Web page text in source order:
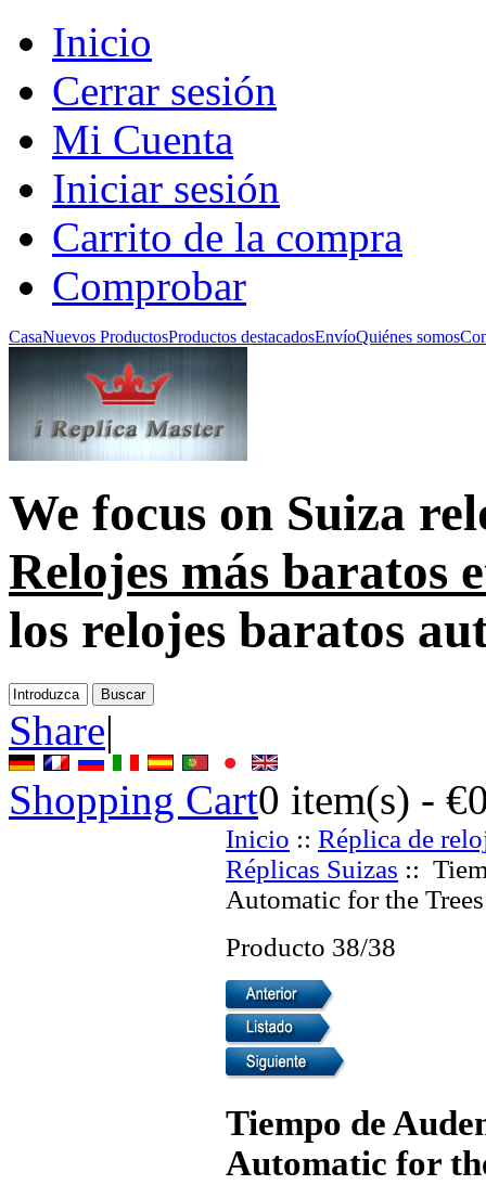
Inicio
Cerrar sesión
Mi Cuenta
Iniciar sesión
Carrito de la compra
Comprobar
CasaNuevos ProductosProductos destacadosEnvíoQuiénes somos
We focus on Suiza
Relojes más baratos
los relojes baratos
Share|
Shopping Cart0 item(s) -
Inicio :: Réplica de
Réplicas Suizas ::
Automatic for the
Producto 38/38
Tiempo de
Automatic for